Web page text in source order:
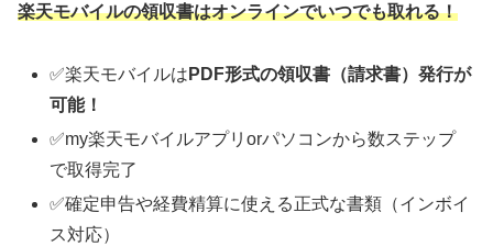
楽天モバイルの領収書はオンラインでいつでも取れる！
✅楽天モバイルは PDF形式の領収書（請求書）発行が
可能！
✅my楽天モバイルアプリorパソコンから数ステップ
で取得完了
✅確定申告や経費精算に使える正式な書類（インボイ
ス対応）